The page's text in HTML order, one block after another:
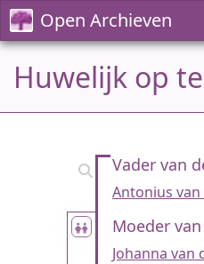
Open Archieven
Huwelijk op
Vader van
Antonius
Moeder
Johanna van